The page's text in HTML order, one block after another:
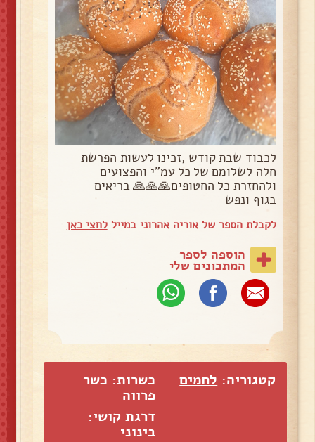
לכבוד שבת קודש ,זכינו לעשות הפרשת
חלה לשלומם של כל עמ"י והפצועים
ולהחזרת כל החטופים🙏🙏🙏 בריאים
בגוף ונפש
לקבלת הספר של אוריה אהרוני במייללחצי כאן
הוספה לספר
המתכונים שלי
קטגוריה: לחמים
כשרות: כשר
פרווה
דרגת קושי:
בינוני